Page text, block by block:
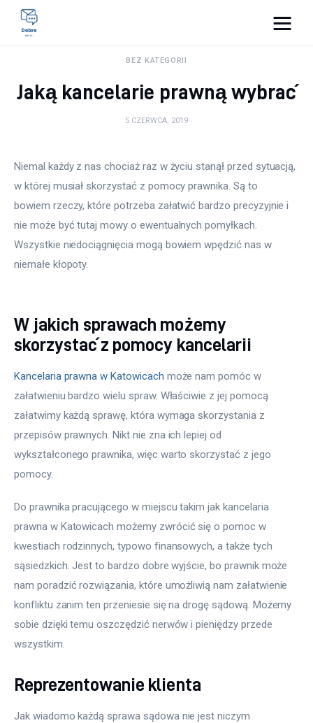
Lifestyle
Zdrowie
Uroda
Więcej
BEZ KATEGORII
Jaką kancelarie prawną wybrać
5 CZERWCA, 2019
Niemal każdy z nas chociaż raz w życiu stanął przed sytuacją,
w której musiał skorzystać z pomocy prawnika. Są to
bowiem rzeczy, które potrzeba załatwić bardzo precyzyjnie i
nie może być tutaj mowy o ewentualnych pomyłkach.
Wszystkie niedociągnięcia mogą bowiem wpędzić nas w
niemałe kłopoty.
W jakich sprawach możemy
skorzystać z pomocy kancelarii
Kancelaria prawna w Katowicach może nam pomóc w
załatwieniu bardzo wielu spraw. Właściwie z jej pomocą
załatwimy każdą sprawę, która wymaga skorzystania z
przepisów prawnych. Nikt nie zna ich lepiej od
wykształconego prawnika, więc warto skorzystać z jego
pomocy.
Do prawnika pracującego w miejscu takim jak kancelaria
prawna w Katowicach możemy zwrócić się o pomoc w
kwestiach rodzinnych, typowo finansowych, a także tych
sąsiedzkich. Jest to bardzo dobre wyjście, bo prawnik może
nam poradzić rozwiązania, które umożliwią nam załatwienie
konfliktu zanim ten przeniesie się na drogę sądową. Możemy
sobie dzięki temu oszczędzić nerwów i pieniędzy przede
wszystkim.
Reprezentowanie klienta
Jak wiadomo każdą sprawa sądowa nie jest niczym